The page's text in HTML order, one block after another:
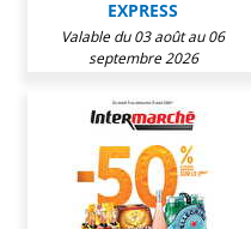
EXPRESS
Valable du 03 août au 06
septembre 2026